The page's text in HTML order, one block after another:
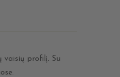
vaisių profilį. Su